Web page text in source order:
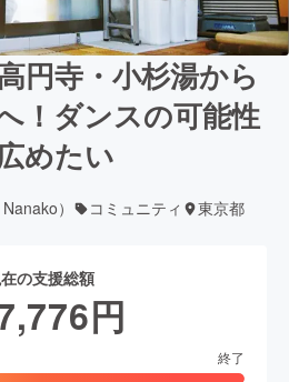
円寺・小杉湯から
！ダンスの可能性
めたい
） コミュニティ 東京都
の支援総額
円
終了